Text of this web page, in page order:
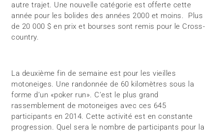
autre trajet. Une nouvelle catégorie est offerte cette
année pour les bolides des années 2000 et moins. Plus
de 20 000 $ en prix et bourses sont remis pour le Cross-
country.
La deuxième fin de semaine est pour les vieilles
motoneiges. Une randonnée de 60 kilomètres sous la
forme d’un «poker run». C’est le plus grand
rassemblement de motoneiges avec ces 645
participants en 2014. Cette activité est en constante
progression. Quel sera le nombre de participants pour la